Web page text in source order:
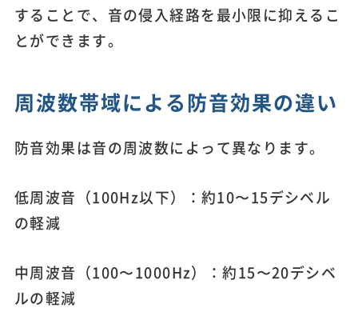
することで、音の侵入経路を最小限に抑えるこ
とができます。
周波数帯域による防音効果の違い
防音効果は音の周波数によって異なります。
低周波音（100Hz以下）：約10〜15デシベル
の軽減
中周波音（100〜1000Hz）：約15〜20デシベ
ルの軽減